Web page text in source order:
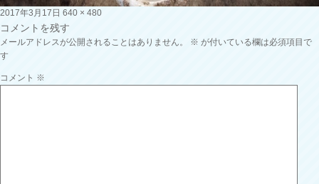
投
稿
日:
2017年3月17日 フ
ル
サ
640 × 480
コメントを残す
メールアドレスが公開されることはありません。 ※ が付いている欄は必須項目で
す
コメント ※